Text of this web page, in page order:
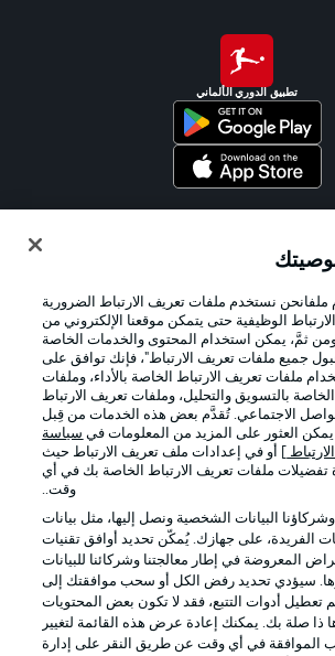
تطبيق الدوري الألماني
الإخطارات القانونية
القنوات الناقلة
جهة النشر
اللاعبون
نستخدم ملفات تعريف الارتباط الضرورية
الوظيفية حتى يتمكن موقعنا الإلكتروني من
ثمَّ، يمكن استخدام المحتوى والخدمات الخاصة
جميع ملفات تعريف الارتباط"، فإنك توافق على
ملفات تعريف الارتباط الخاصة بالأداء، وملفات
بالتسويق والتحليل، وملفات تعريف الارتباط
الاجتماعي. تُقدَّم بعض هذه الخدمات من قِبل
يمكن العثور على المزيد من المعلومات في سياسة
] أو في إعدادات ملف تعريف الارتباط حيث
تفضيلات ملفات تعريف الارتباط الخاصة بك في أي
وقت..
البيانات الشخصية ونصل إليها، مثل بيانات
الفريدة، على جهازك. يُمكّن تحديد أوافق تقنيات
المعروضة في إطار معالجتنا وشركائنا للبيانات
سيؤدي تحديد رفض الكل أو سحب موافقتك إلى
تعطيل أدوات التتبع، فقد لا تكون بعض المحتويات
ذا صلة بك. يمكنك إعادة عرض هذه القائمة لتغيير
الموافقة في أي وقت عن طريق النقر على إدارة